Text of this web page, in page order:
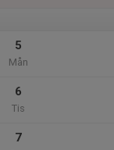
5
Mån
6
Tis
7